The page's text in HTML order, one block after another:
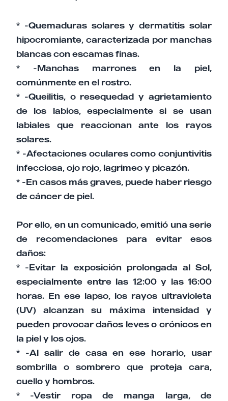
* -Quemaduras solares y dermatitis solar
hipocromiante, caracterizada por manchas
blancas con escamas finas.
* -Manchas marrones en la piel,
comúnmente en el rostro.
* -Queilitis, o resequedad y agrietamiento
de los labios, especialmente si se usan
labiales que reaccionan ante los rayos
solares.
* -Afectaciones oculares como conjuntivitis
infecciosa, ojo rojo, lagrimeo y picazón.
* -En casos más graves, puede haber riesgo
de cáncer de piel.
Por ello, en un comunicado, emitió una serie
de recomendaciones para evitar esos
daños:
* -Evitar la exposición prolongada al Sol,
especialmente entre las 12:00 y las 16:00
horas. En ese lapso, los rayos ultravioleta
(UV) alcanzan su máxima intensidad y
pueden provocar daños leves o crónicos en
la piel y los ojos.
* -Al salir de casa en ese horario, usar
sombrilla o sombrero que proteja cara,
cuello y hombros.
* -Vestir ropa de manga larga, de